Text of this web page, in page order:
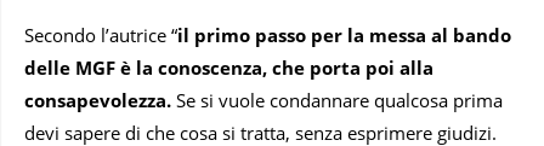
Secondo l’autrice “il primo passo per la messa al bando
delle MGF è la conoscenza, che porta poi alla
consapevolezza. Se si vuole condannare qualcosa prima
devi sapere di che cosa si tratta, senza esprimere giudizi.